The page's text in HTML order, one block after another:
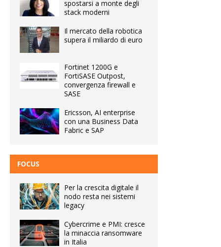
spostarsi a monte degli
stack moderni
Il mercato della robotica
supera il miliardo di euro
Fortinet 1200G e
FortiSASE Outpost,
convergenza firewall e
SASE
Ericsson, AI enterprise
con una Business Data
Fabric e SAP
FOCUS
Per la crescita digitale il
nodo resta nei sistemi
legacy
Cybercrime e PMI: cresce
la minaccia ransomware
in Italia